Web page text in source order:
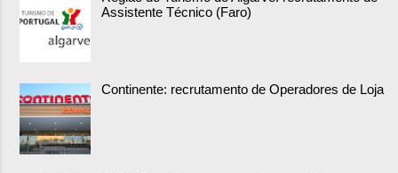
Assistente Técnico (Faro)
Continente: recrutamento de Operadores de Loja